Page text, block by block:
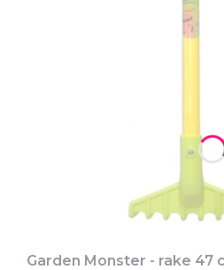
Garden Monster - rake 47